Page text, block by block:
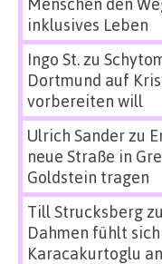
inklusives Leben
Ingo St.zu
Dortmund auf
vorbereiten will
Ulrich Sanderzu
neue Straße in
Goldstein tragen
Till Strucksbergzu
Dahmen fühlt
Karacakurtoglu